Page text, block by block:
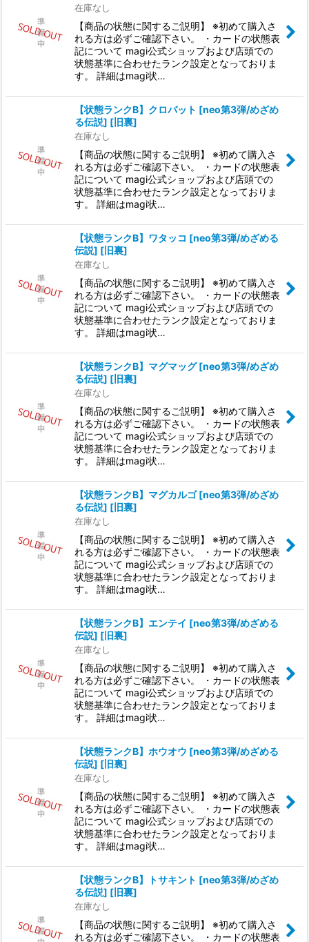
在庫なし
【商品の状態に関するご説明】 ※初めて購入さ
れる方は必ずご確認下さい。 ・カードの状態表
記について magi公式ショップおよび店頭での
状態基準に合わせたランク設定となっておりま
す。 詳細はmagi状…
【状態ランクB】クロバット [neo第3弾/めざめ
る伝説] [旧裏]
在庫なし
【商品の状態に関するご説明】 ※初めて購入さ
れる方は必ずご確認下さい。 ・カードの状態表
記について magi公式ショップおよび店頭での
状態基準に合わせたランク設定となっておりま
す。 詳細はmagi状…
【状態ランクB】ワタッコ [neo第3弾/めざめる
伝説] [旧裏]
在庫なし
【商品の状態に関するご説明】 ※初めて購入さ
れる方は必ずご確認下さい。 ・カードの状態表
記について magi公式ショップおよび店頭での
状態基準に合わせたランク設定となっておりま
す。 詳細はmagi状…
【状態ランクB】マグマッグ [neo第3弾/めざめ
る伝説] [旧裏]
在庫なし
【商品の状態に関するご説明】 ※初めて購入さ
れる方は必ずご確認下さい。 ・カードの状態表
記について magi公式ショップおよび店頭での
状態基準に合わせたランク設定となっておりま
す。 詳細はmagi状…
【状態ランクB】マグカルゴ [neo第3弾/めざめ
る伝説] [旧裏]
在庫なし
【商品の状態に関するご説明】 ※初めて購入さ
れる方は必ずご確認下さい。 ・カードの状態表
記について magi公式ショップおよび店頭での
状態基準に合わせたランク設定となっておりま
す。 詳細はmagi状…
【状態ランクB】エンテイ [neo第3弾/めざめる
伝説] [旧裏]
在庫なし
【商品の状態に関するご説明】 ※初めて購入さ
れる方は必ずご確認下さい。 ・カードの状態表
記について magi公式ショップおよび店頭での
状態基準に合わせたランク設定となっておりま
す。 詳細はmagi状…
【状態ランクB】ホウオウ [neo第3弾/めざめる
伝説] [旧裏]
在庫なし
【商品の状態に関するご説明】 ※初めて購入さ
れる方は必ずご確認下さい。 ・カードの状態表
記について magi公式ショップおよび店頭での
状態基準に合わせたランク設定となっておりま
す。 詳細はmagi状…
【状態ランクB】トサキント [neo第3弾/めざめ
る伝説] [旧裏]
在庫なし
【商品の状態に関するご説明】 ※初めて購入さ
れる方は必ずご確認下さい。 ・カードの状態表